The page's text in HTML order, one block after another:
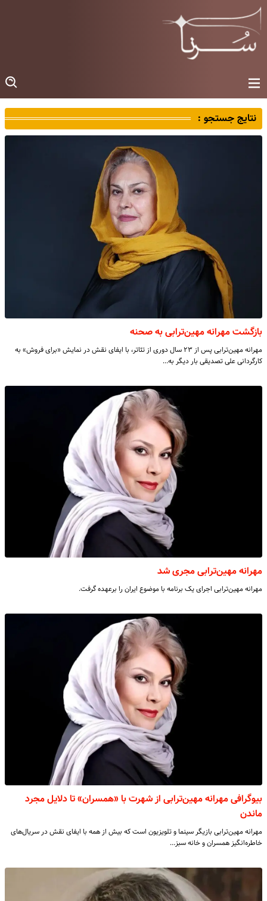
نتایج جستجو :
بازگشت مهرانه مهین‌ترابی به صحنه
مهرانه مهین‌ترابی پس از ۲۳ سال دوری از تئاتر، با ایفای نقش در نمایش «برای فروش» به
کارگردانی علی تصدیقی بار دیگر به…
مهرانه مهین‌ترابی مجری شد
مهرانه مهین‌ترابی اجرای یک برنامه با موضوع ایران را برعهده گرفت.
بیوگرافی مهرانه مهین‌ترابی از شهرت با «همسران» تا دلایل مجرد
ماندن
مهرانه مهین‌ترابی بازیگر سینما و تلویزیون است که بیش از همه با ایفای نقش در سریال‌های
خاطره‌انگیز همسران و خانه سبز…